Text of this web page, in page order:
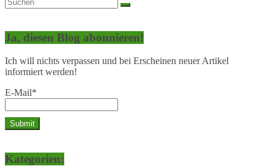
Ja, diesen Blog abonnieren!
Ich will nichts verpassen und bei Erscheinen neuer Artikel
informiert werden!
E-Mail*
Kategorien: